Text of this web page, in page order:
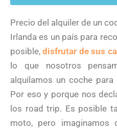
Precio del alquiler de un
Irlanda es un país para
posible,disfrutar de sus
lo que nosotros
alquilamos un coche
Por eso y porque nos
los road trip. Es posible
moto, pero imaginamos